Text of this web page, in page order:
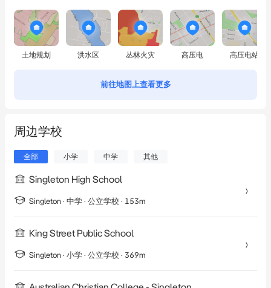
土地规划 洪水区 丛林火灾 高压电 高压电站
前往地图上查看更多
周边学校
全部 小学 中学 其他
Singleton High School
Singleton · 中学 · 公立学校 · 153m
King Street Public School
Singleton · 小学 · 公立学校 · 369m